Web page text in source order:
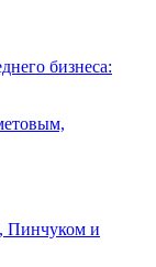
бизнеса:
Пинчуком и